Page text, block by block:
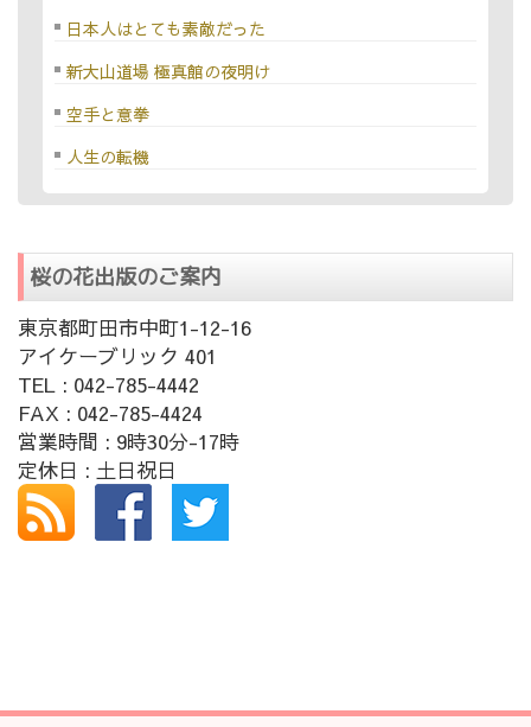
日本人はとても素敵だった
新大山道場 極真館の夜明け
空手と意拳
人生の転機
桜の花出版のご案内
東京都町田市中町1-12-16
アイケーブリック 401
TEL : 042-785-4442
FAX : 042-785-4424
営業時間 : 9時30分-17時
定休日 : 土日祝日